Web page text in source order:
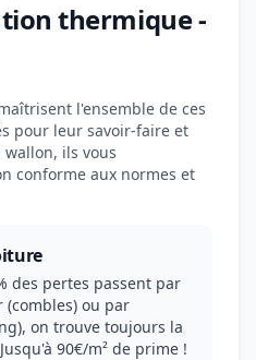
thermique -
l'ensemble de ces
pour leur savoir-faire et
ils vous
conforme aux normes et
des pertes passent par
ou par
on trouve toujours la
90€/m² de prime !